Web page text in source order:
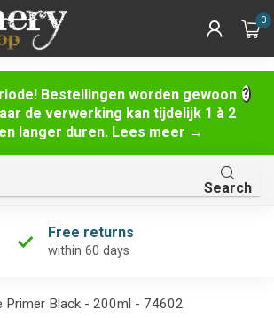
Bestellingen worden gewoon
de verwerking kan tijdelijk 1 à 2
langer duren. Lees meer →
0
Search
Free returns
within 60 days
Primer Black - 200ml - 74602